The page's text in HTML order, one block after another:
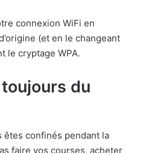
connexion WiFi en
(et en le changeant
le cryptage WPA.
du
êtes confinés pendant la
faire vos courses, acheter